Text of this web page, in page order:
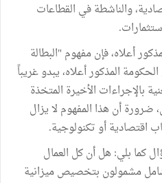
والناشطة في القطاعات
أعلاه، فإن مفهوم "البطالة
المذكور أعلاه، يبدو غريباً
بالإجراءات الأخيرة المتخذة
أن هذا المفهوم لا يزال
اقتصادية أو تكنولوجية.
كما بلي: هل أن كل العمال
مشمولون بتخصيص ميزانية